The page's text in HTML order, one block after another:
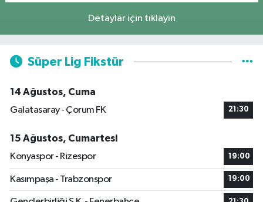
Detaylar için tıklayın
Süper Lig Fikstür
14 Ağustos, Cuma
Galatasaray - Çorum FK
21:30
15 Ağustos, Cumartesi
Konyaspor - Rizespor
19:00
Kasımpaşa - Trabzonspor 19:00